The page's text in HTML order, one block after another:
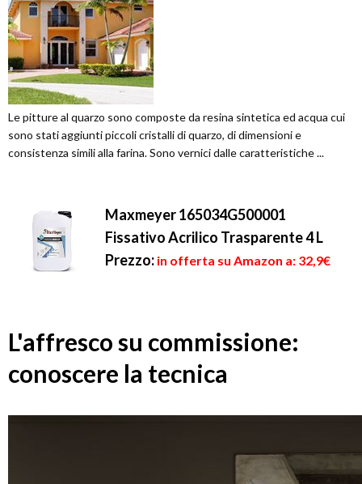
Le pitture al quarzo sono composte da resina sintetica ed acqua cui
sono stati aggiunti piccoli cristalli di quarzo, di dimensioni e
consistenza simili alla farina. Sono vernici dalle caratteristiche ...
Maxmeyer 165034G500001
Fissativo Acrilico Trasparente 4 L
Prezzo: in offerta su Amazon a: 32,9€
L'affresco su commissione:
conoscere la tecnica